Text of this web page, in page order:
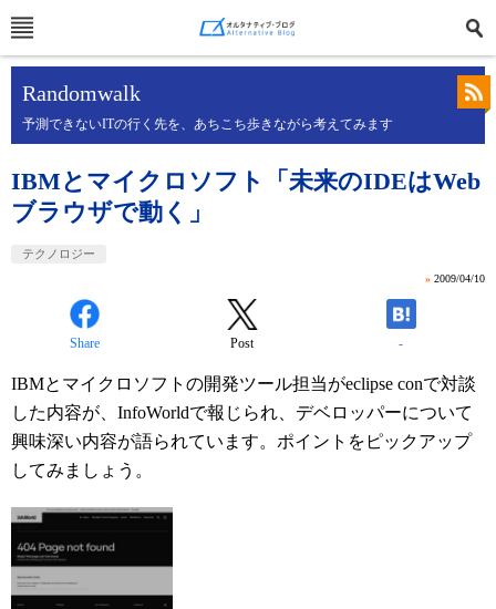
Randomwalk
予測できないITの行く先を、あちこち歩きながら考えてみます
IBMとマイクロソフト「未来のIDEはWeb
ブラウザで動く」
テクノロジー
» 2009/04/10
Share Post -
IBMとマイクロソフトの開発ツール担当がeclipse conで対談
した内容が、InfoWorldで報じられ、デベロッパーについて
興味深い内容が語られています。ポイントをピックアップ
してみましょう。